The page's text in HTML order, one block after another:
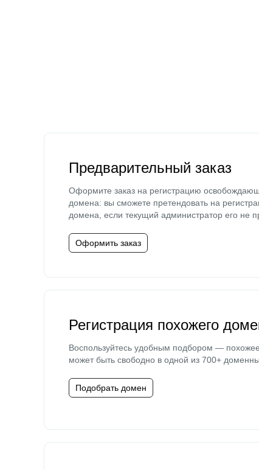
Предварительный заказ
Оформите заказ на регистрацию
домена: вы сможете претендовать на
домена, если текущий администратор его не
Оформить заказ
Регистрация похожего
Воспользуйтесь удобным подбором —
может быть свободно в одной из 700+
Подобрать домен